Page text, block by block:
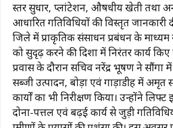
स्तर सुधार, प्लांटेशन, औषधीय खेती तथा
आधारित गतिविधियों की विस्तृत जानकारी
जिले में प्राकृतिक संसाधन प्रबंधन के माध्यम
को सुदृढ़ करने की दिशा में निरंतर कार्य किए
प्रवास के दौरान सचिव नरेंद्र भूषण ने सौंगा
सब्जी उत्पादन, बोड़ा एवं गाड़ाडीह में अमृत
कार्यों का भी निरीक्षण किया। उन्होंने
दोना-पत्तल एवं बढ़ई कार्य से जुड़ी